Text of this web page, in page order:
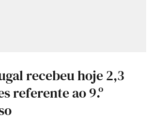
recebeu hoje 2,3
referente ao 9.º